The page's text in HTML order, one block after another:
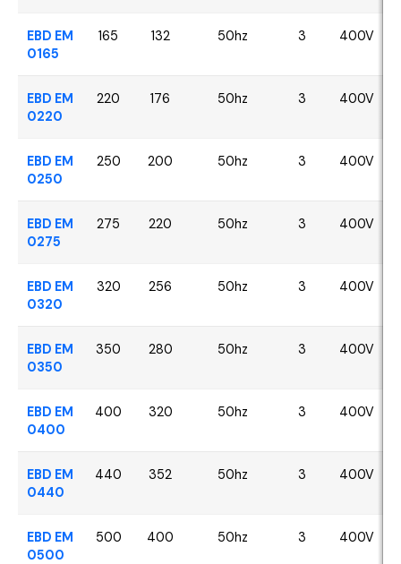
EBD EM
0165
165 132 50hz 3 400V
EBD EM
0220
220 176 50hz 3 400V
EBD EM
0250
250 200 50hz 3 400V
EBD EM
0275
275 220 50hz 3 400V
EBD EM
0320
320 256 50hz 3 400V
EBD EM
0350
350 280 50hz 3 400V
EBD EM
0400
400 320 50hz 3 400V
EBD EM
0440
440 352 50hz 3 400V
EBD EM
0500
500 400 50hz 3 400V